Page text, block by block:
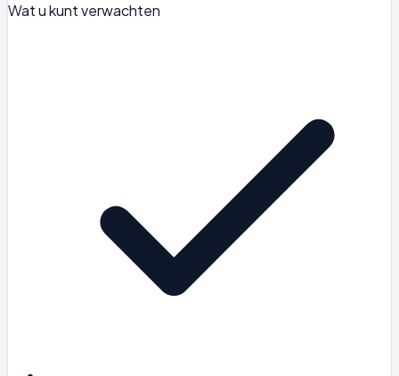
Wat u kunt verwachten